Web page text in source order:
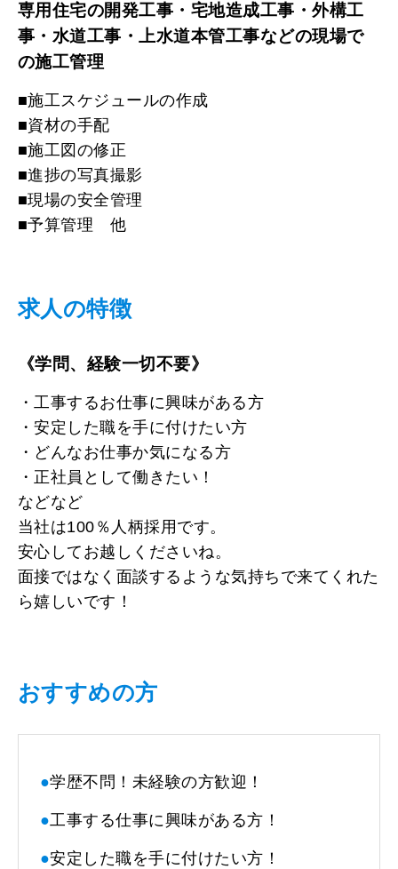
専用住宅の開発工事・宅地造成工事・外構工
事・水道工事・上水道本管工事などの現場で
の施工管理
■施工スケジュールの作成
■資材の手配
■施工図の修正
■進捗の写真撮影
■現場の安全管理
■予算管理 他
求人の特徴
《学問、経験一切不要》
・工事するお仕事に興味がある方
・安定した職を手に付けたい方
・どんなお仕事か気になる方
・正社員として働きたい！
などなど
当社は100％人柄採用です。
安心してお越しくださいね。
面接ではなく面談するような気持ちで来てくれた
ら嬉しいです！
おすすめの方
●学歴不問！未経験の方歓迎！
●工事する仕事に興味がある方！
●安定した職を手に付けたい方！